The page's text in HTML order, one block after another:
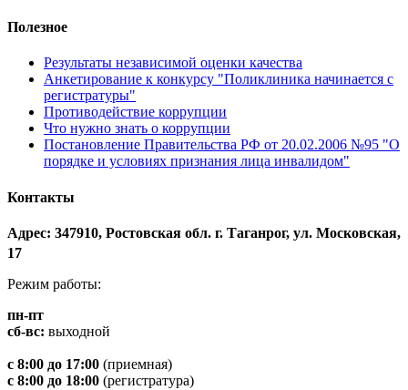
Полезное
Результаты независимой оценки качества
Анкетирование к конкурсу "Поликлиника начинается с
регистратуры"
Противодействие коррупции
Что нужно знать о коррупции
Постановление Правительства РФ от 20.02.2006 №95 "О
порядке и условиях признания лица инвалидом"
Контакты
Адрес: 347910, Ростовская обл. г. Таганрог, ул. Московская,
17
Режим работы:
пн-пт
сб-вс: выходной
с 8:00 до 17:00 (приемная)
с 8:00 до 18:00 (регистратура)